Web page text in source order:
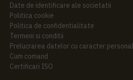
Date de identificare ale societatii
Politica cookie
Politica de confidentialitate
Termeni si conditii
Prelucrarea datelor cu caracter personal
Cum comand
Certificari ISO